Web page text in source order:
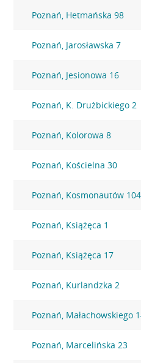
Poznań, Hetmańska 98
Poznań, Jarosławska 7
Poznań, Jesionowa 16
Poznań, K. Drużbickiego 2
Poznań, Kolorowa 8
Poznań, Kościelna 30
Poznań, Kosmonautów 104
Poznań, Książęca 1
Poznań, Książęca 17
Poznań, Kurlandzka 2
Poznań, Małachowskiego
Poznań, Marcelińska 23